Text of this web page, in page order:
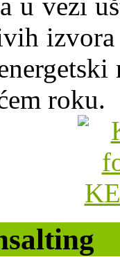
u vezi
izvora
roku.